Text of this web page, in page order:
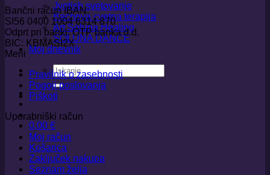
Jyotish svetovanje
Bachova cvetna terapija
Art Soluna Healing
SOLUNA DANCE
Moj dnevnik
Išči:
0,00 €
Bančni račun IBAN:
SI56 0400 1004 6314 870
Odprt pri banki: OTP banka d.d.
BIC: KBMASI2X
Meni
Pravilnik o zasebnosti
Pogoji poslovanja
Piškoti
Uporabniški račun
Moj račun
Košarica
Zaključek nakupa
Seznam želja